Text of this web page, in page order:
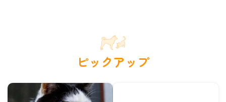
ピックアップ